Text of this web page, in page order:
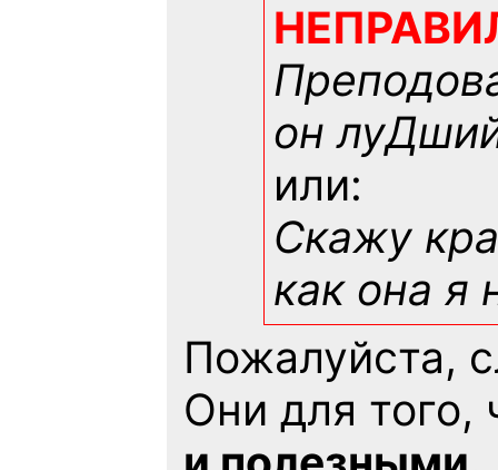
он
или:
Скажу
как она я
Пожалуйста,
Они для того,